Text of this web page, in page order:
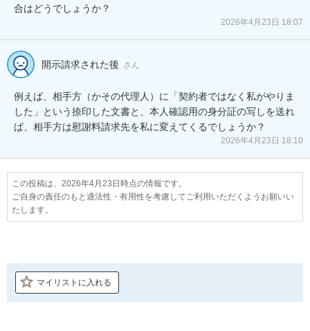
合はどうでしょうか？
2026年4月23日 18:07
開示請求された後 さん
例えば、相手方（かその代理人）に「契約者ではなく私がやりま
した」という捺印した文書と、本人確認用の身分証の写しを送れ
ば、相手方は慰謝料請求先を私に変えてくるでしょうか？
2026年4月23日 18:10
この投稿は、2026年4月23日時点の情報です。
ご自身の責任のもと適法性・有用性を考慮してご利用いただくようお願いい
たします。
マイリストに入れる